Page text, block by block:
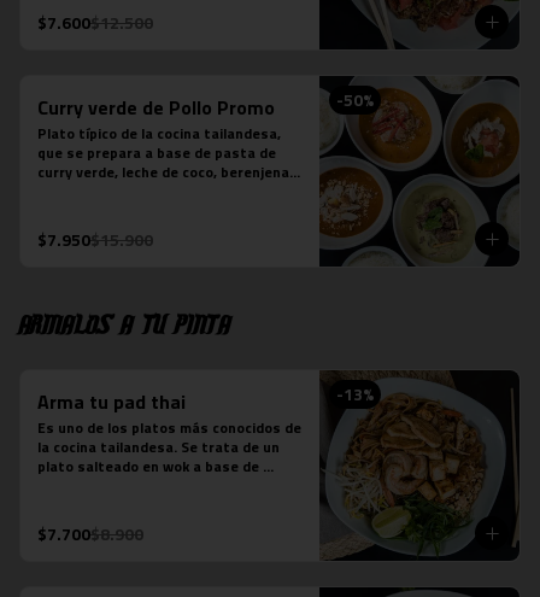
*Plato levemente picante
$7.600$12.500
-50%
Curry verde de Pollo Promo
Plato típico de la cocina tailandesa,
que se prepara a base de pasta de
curry verde, leche de coco, berenjenas,
$7.950$15.900
Armalos a tu pinta
-13%
Arma tu pad thai
Es uno de los platos más conocidos de
la cocina tailandesa. Se trata de un
plato salteado en wok a base de
cebolla, maní, cebollín, cilantro, diente
de dragón y limón sutil. Se acompaña
$7.700$8.900